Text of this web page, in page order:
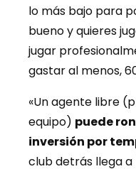
lo más bajo para
bueno y quieres
jugar
gastar al menos,
«Un agente libre
equipo) puede
inversión por
club detrás llega a